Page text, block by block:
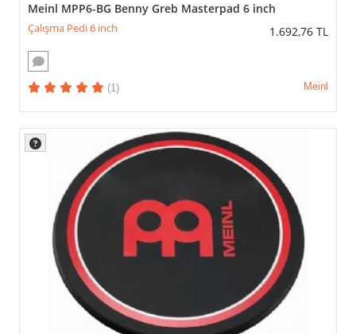
Meinl MPP6-BG Benny Greb Masterpad 6 inch
Çalışma Pedi 6 inch 1.692,76 TL
(1) Meinl